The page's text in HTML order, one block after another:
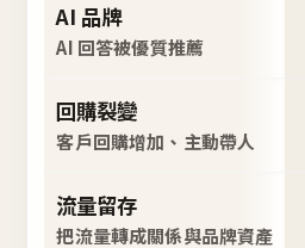
AI 品牌
AI 回答被優質推薦
回購裂變
客戶回購增加、主動帶人
流量留存
把流量轉成關係與品牌資產